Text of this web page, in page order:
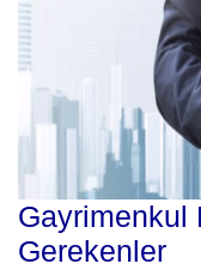
Gayrimenkul
Gerekenler